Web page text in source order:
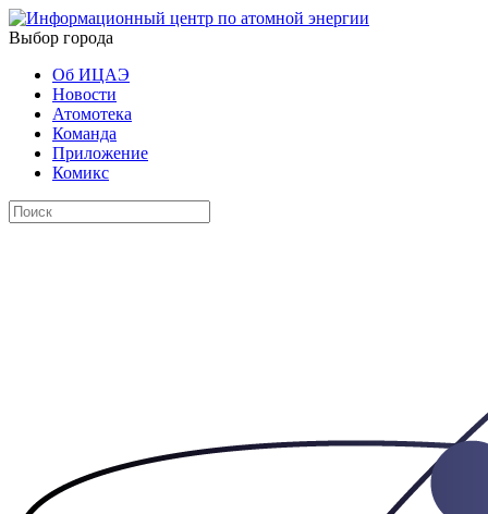
Выбор города
Об ИЦАЭ
Новости
Атомотека
Команда
Приложение
Комикс